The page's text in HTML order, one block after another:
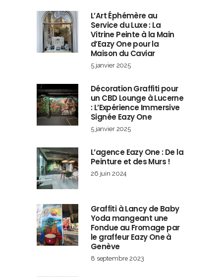
L’Art Éphémère au
Service du Luxe : La
Vitrine Peinte à la Main
d’Eazy One pour la
Maison du Caviar
5 janvier 2025
Décoration Graffiti pour
un CBD Lounge à Lucerne
: L’Expérience Immersive
Signée Eazy One
5 janvier 2025
L’agence Eazy One : De la
Peinture et des Murs !
26 juin 2024
Graffiti à Lancy de Baby
Yoda mangeant une
Fondue au Fromage par
le graffeur Eazy One à
Genève
8 septembre 2023